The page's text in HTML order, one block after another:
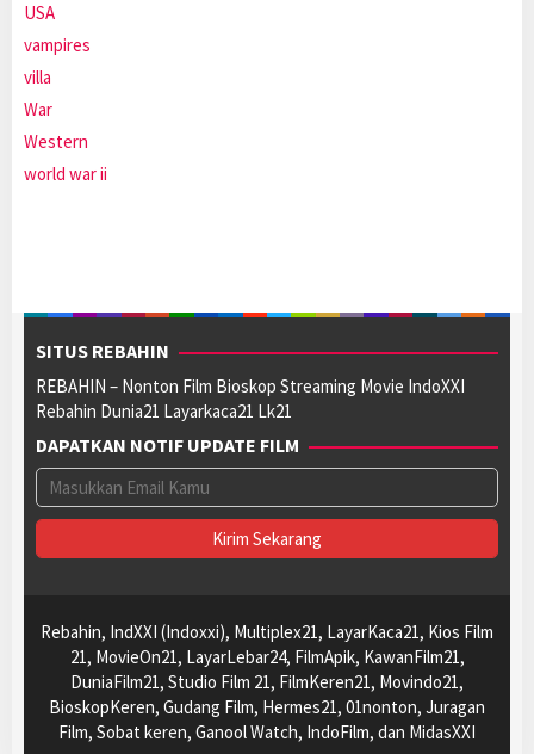
USA
vampires
villa
War
Western
world war ii
SITUS REBAHIN
REBAHIN – Nonton Film Bioskop Streaming Movie IndoXXI
Rebahin Dunia21 Layarkaca21 Lk21
DAPATKAN NOTIF UPDATE FILM
Rebahin, IndXXI (Indoxxi), Multiplex21, LayarKaca21, Kios Film
21, MovieOn21, LayarLebar24, FilmApik, KawanFilm21,
DuniaFilm21, Studio Film 21, FilmKeren21, Movindo21,
BioskopKeren, Gudang Film, Hermes21, 01nonton, Juragan
Film, Sobat keren, Ganool Watch, IndoFilm, dan MidasXXI